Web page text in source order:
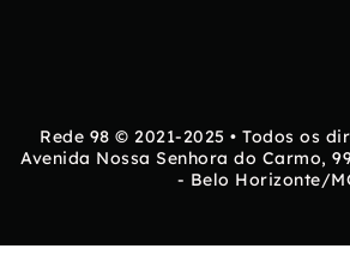
Rede 98 © 2021-2025 • Todos os
Avenida Nossa Senhora do Carmo,
- Belo Horizonte/